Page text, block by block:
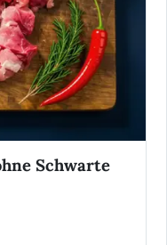
Schwarte